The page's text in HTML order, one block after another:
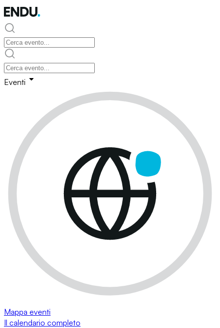
Eventi
Mappa eventi
Il calendario completo